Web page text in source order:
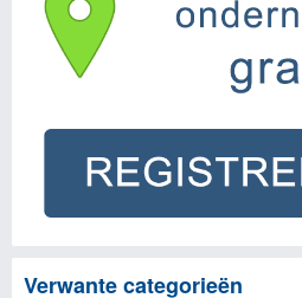
Verwante categorieën